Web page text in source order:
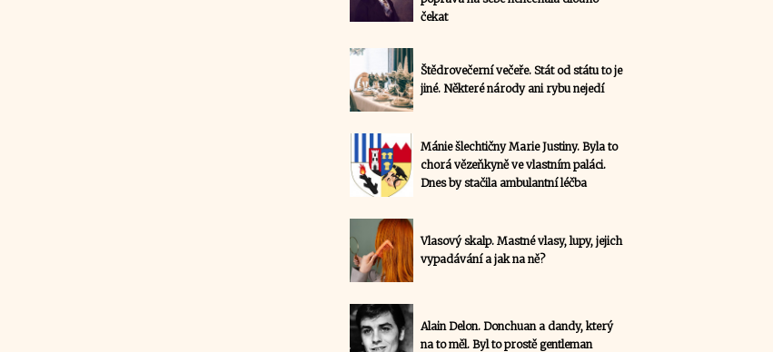
čekat
Štědrovečerní večeře. Stát od státu to je
jiné. Některé národy ani rybu nejedí
Mánie šlechtičny Marie Justiny. Byla to
chorá vězeňkyně ve vlastním paláci.
Dnes by stačila ambulantní léčba
Vlasový skalp. Mastné vlasy, lupy, jejich
vypadávání a jak na ně?
Alain Delon. Donchuan a dandy, který
na to měl. Byl to prostě gentleman